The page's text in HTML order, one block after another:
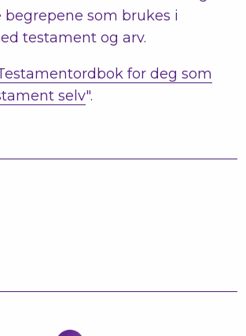
som brukes i
testament og arv.
for deg som
selv".